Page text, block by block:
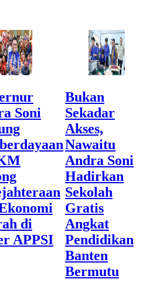
Soni
di
APPSI
Bukan
Sekadar
Akses,
Nawaitu
Andra Soni
Hadirkan
Sekolah
Gratis
Angkat
Pendidikan
Banten
Bermutu